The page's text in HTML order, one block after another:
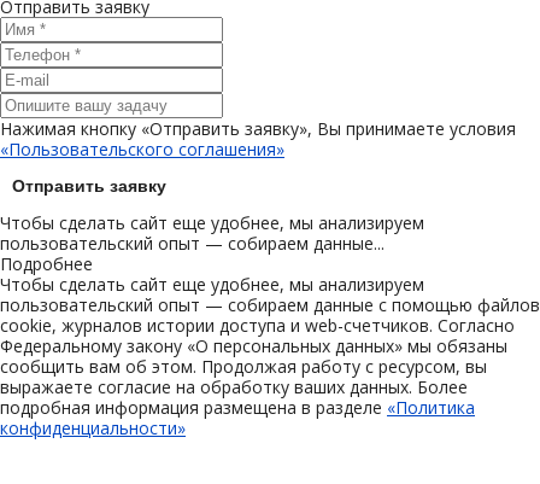
Отправить заявку
Нажимая кнопку «Отправить заявку», Вы принимаете условия
«Пользовательского соглашения»
Отправить заявку
Чтобы сделать сайт еще удобнее, мы анализируем
пользовательский опыт — собираем данные...
Подробнее
Чтобы сделать сайт еще удобнее, мы анализируем
пользовательский опыт — собираем данные с помощью файлов
cookie, журналов истории доступа и web-счетчиков. Согласно
Федеральному закону «О персональных данных» мы обязаны
сообщить вам об этом. Продолжая работу с ресурсом, вы
выражаете согласие на обработку ваших данных. Более
подробная информация размещена в разделе «Политика
конфиденциальности»